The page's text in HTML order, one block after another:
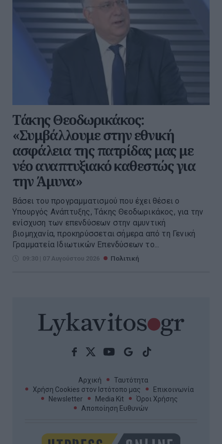
Τάκης Θεοδωρικάκος:
«Συμβάλλουμε στην εθνική
ασφάλεια της πατρίδας μας με
νέο αναπτυξιακό καθεστώς για
την Άμυνα»
Βάσει του προγραμματισμού που έχει θέσει ο
Υπουργός Ανάπτυξης, Τάκης Θεοδωρικάκος, για την
ενίσχυση των επενδύσεων στην αμυντική
βιομηχανία, προκηρύσσεται σήμερα από τη Γενική
Γραμματεία Ιδιωτικών Επενδύσεων το...
09:30 | 07 Αυγούστου 2026 Πολιτική
Αρχική
Ταυτότητα
Χρήση Cookies στον Ιστότοπο μας
Επικοινωνία
Newsletter
Media Kit
Όροι Χρήσης
Αποποίηση Ευθυνών